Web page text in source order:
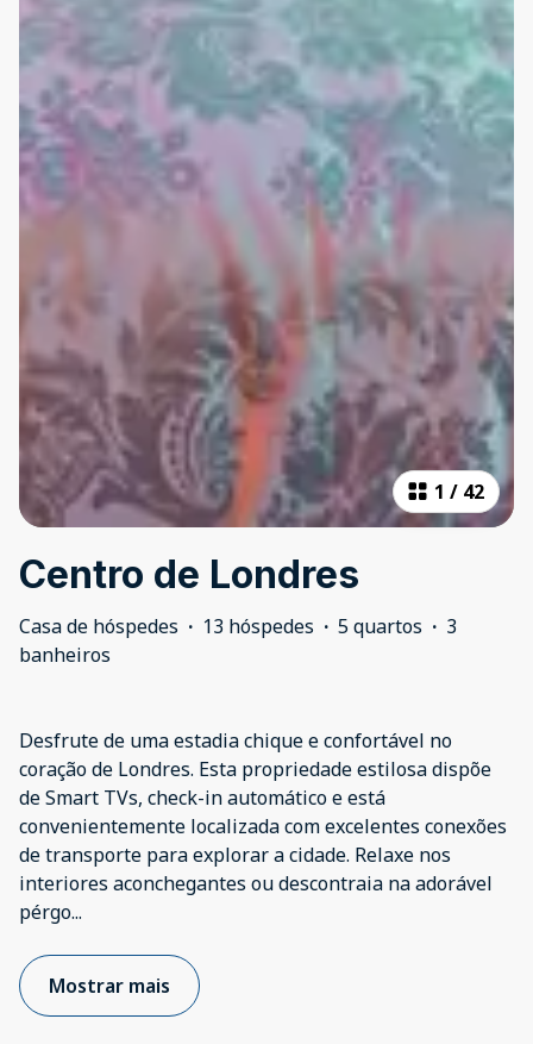
1 / 42
Centro de Londres
Casa de hóspedes · 13 hóspedes · 5 quartos · 3
banheiros
Desfrute de uma estadia chique e confortável no
coração de Londres. Esta propriedade estilosa dispõe
de Smart TVs, check-in automático e está
convenientemente localizada com excelentes conexões
de transporte para explorar a cidade. Relaxe nos
interiores aconchegantes ou descontraia na adorável
pérgo...
Mostrar mais